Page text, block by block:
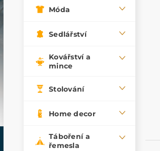
Móda
Sedlářství
Kovářství a
mince
Stolování
Home decor
Táboření a
řemesla